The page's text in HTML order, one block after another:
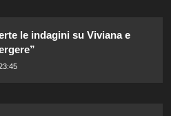
le indagini su Viviana e